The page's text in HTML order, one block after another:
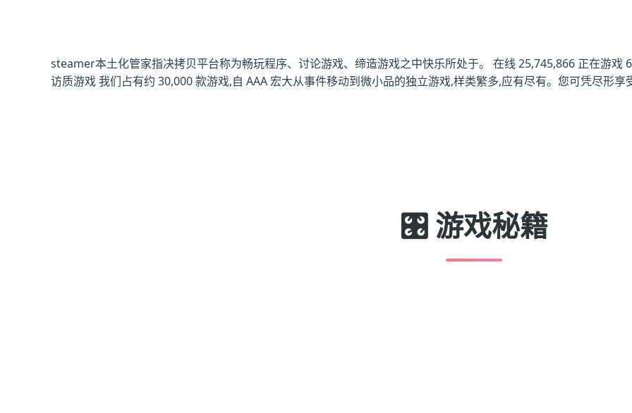
steamer本土化管家指决拷贝平台称为畅玩程序、讨论游戏、缔造游戏之中快乐所处于。 在线 25,745,866 正在游
访质游戏 我们占有约 30,000 款游戏,自 AAA 宏大从事件移动到微小品的独立游戏,样类繁多,应有尽有。您可凭尽形享
🎛️ 游戏秘籍